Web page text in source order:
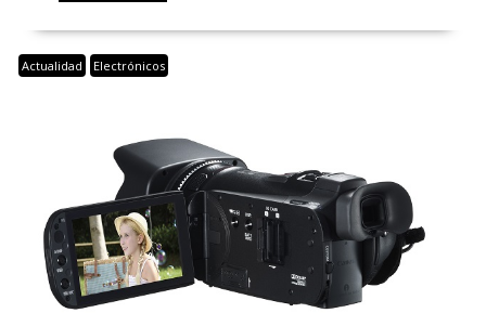
Actualidad Electrónicos